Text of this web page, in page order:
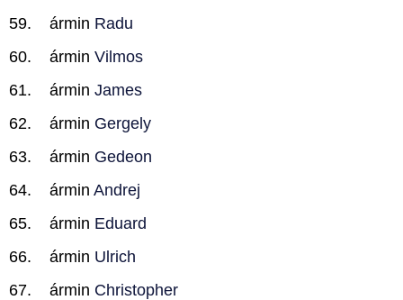
ármin Radu
ármin Vilmos
ármin James
ármin Gergely
ármin Gedeon
ármin Andrej
ármin Eduard
ármin Ulrich
ármin Christopher